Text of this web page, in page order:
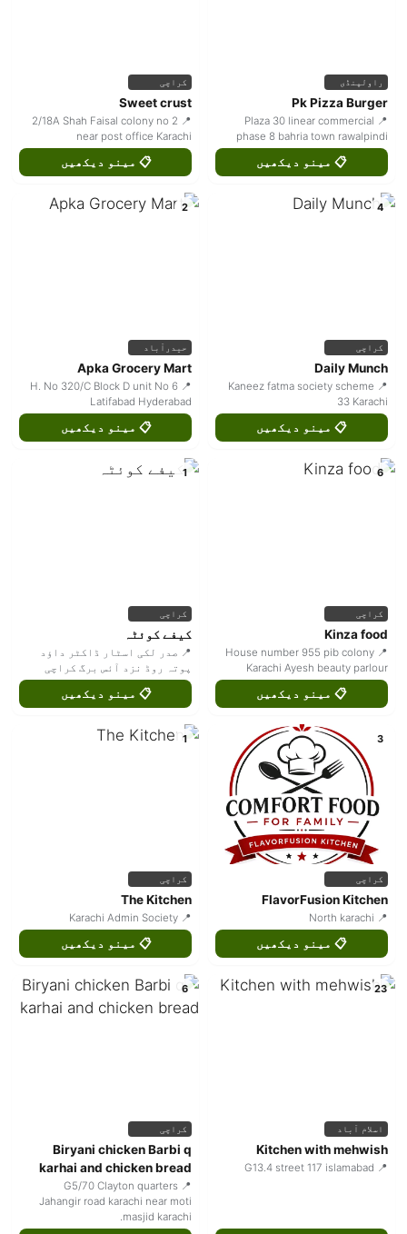
راولپنڈی
Pk Pizza Burger
📍 Plaza 30 linear commercial
phase 8 bahria town rawalpindi
📋 مینو دیکھیں
کراچی
Sweet crust
📍 2/18A Shah Faisal colony no 2
near post office Karachi
📋 مینو دیکھیں
4
کراچی
Daily Munch
📍 Kaneez fatma society scheme
33 Karachi
📋 مینو دیکھیں
2
حیدرآباد
Apka Grocery Mart
📍 H. No 320/C Block D unit No 6
Latifabad Hyderabad
📋 مینو دیکھیں
6
کراچی
Kinza food
📍 House number 955 pib colony
Karachi Ayesh beauty parlour
📋 مینو دیکھیں
1
کراچی
کیفے کوئٹہ
📍 صدر لکی اسٹار ڈاکٹر داؤد
پوتہ روڈ نزد آئس برگ کراچی
📋 مینو دیکھیں
3
کراچی
FlavorFusion Kitchen
📍 North karachi
📋 مینو دیکھیں
1
کراچی
The Kitchen
📍 Karachi Admin Society
📋 مینو دیکھیں
23
اسلام آباد
Kitchen with mehwish
📍 G13.4 street 117 islamabad
6
کراچی
Biryani chicken Barbi q
karhai and chicken bread
📍 G5/70 Clayton quarters
Jahangir road karachi near moti
masjid karachi.